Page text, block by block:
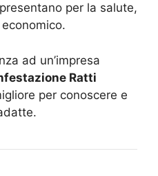
per la salute,
ad un’impresa
Ratti
per conoscere e